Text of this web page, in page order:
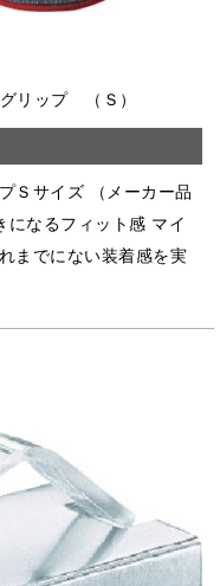
リップ （Ｓ）
Ｓサイズ （メーカー品
になるフィット感 マイ
までにない装着感を実